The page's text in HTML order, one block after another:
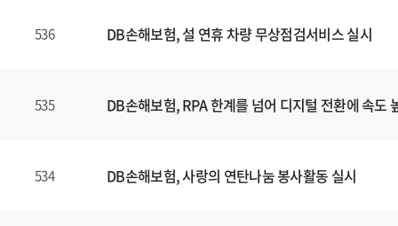
536 DB손해보험, 설 연휴 차량 무상점검서비스 실시
535 DB손해보험, RPA 한계를 넘어 디지털 전환에 속도
534 DB손해보험, 사랑의 연탄나눔 봉사활동 실시